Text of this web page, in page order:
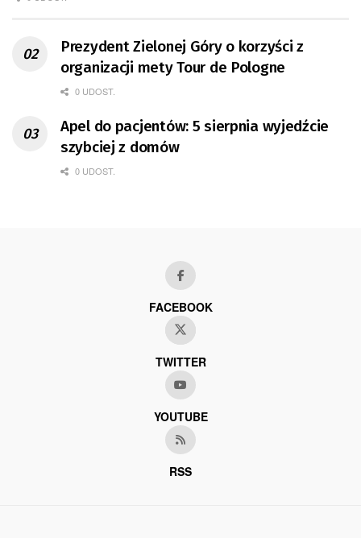
Prezydent Zielonej Góry o korzyści z
organizacji mety Tour de Pologne
0 UDOST.
Apel do pacjentów: 5 sierpnia wyjedźcie
szybciej z domów
0 UDOST.
FACEBOOK
TWITTER
YOUTUBE
RSS